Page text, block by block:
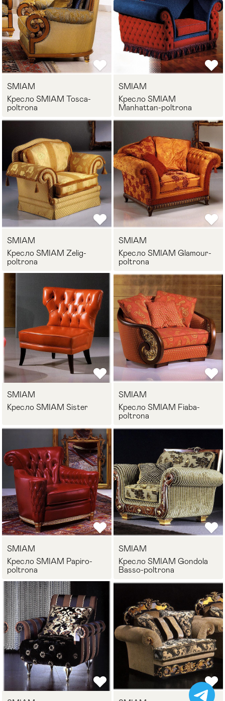
SMIAM
Кресло SMIAM Tosca-
poltrona
SMIAM
Кресло SMIAM
Manhattan-poltrona
SMIAM
Кресло SMIAM Zelig-
poltrona
SMIAM
Кресло SMIAM Glamour-
poltrona
SMIAM
Кресло SMIAM Sister
SMIAM
Кресло SMIAM Fiaba-
poltrona
SMIAM
Кресло SMIAM Papiro-
poltrona
SMIAM
Кресло SMIAM Gondola
Basso-poltrona